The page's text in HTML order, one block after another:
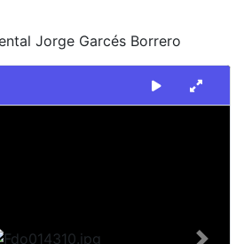
Jorge Garcés Borrero